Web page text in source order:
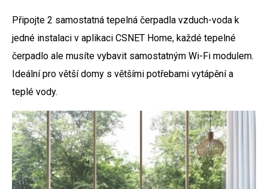
Připojte 2 samostatná tepelná čerpadla vzduch-voda k
jedné instalaci v aplikaci CSNET Home, každé tepelné
čerpadlo ale musíte vybavit samostatným Wi-Fi modulem.
Ideální pro větší domy s většími potřebami vytápění a
teplé vody.